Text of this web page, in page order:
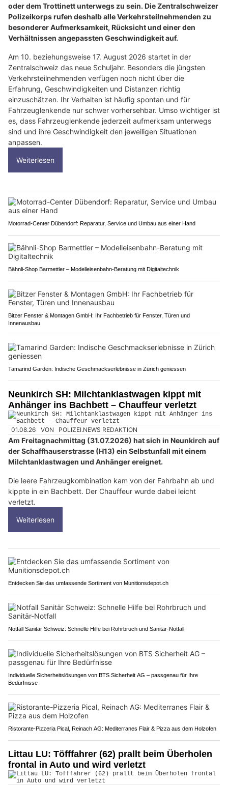
oder dem Trottinett unterwegs zu sein. Die Zentralschweizer
Polizeikorps rufen deshalb alle Verkehrsteilnehmenden zu
besonderer Aufmerksamkeit, Rücksicht und einer den
Verhältnissen angepassten Geschwindigkeit auf.
Am 10. beziehungsweise 17. August 2026 startet in der
Zentralschweiz das neue Schuljahr. Besonders die jüngsten
Verkehrsteilnehmenden verfügen noch nicht über die
Erfahrung, Geschwindigkeiten und Distanzen richtig
einzuschätzen. Ihr Verhalten ist häufig spontan und für
Fahrzeuglenkende nur schwer vorhersehbar. Umso wichtiger ist
es, dass Fahrzeuglenkende jederzeit aufmerksam unterwegs
sind und ihre Geschwindigkeit den jeweiligen Situationen
anpassen.
Weiterlesen
Motorrad-Center Dübendorf: Reparatur, Service und Umbau aus einer Hand
Bähnli-Shop Barmettler – Modelleisenbahn-Beratung mit Digitaltechnik
Bitzer Fenster & Montagen GmbH: Ihr Fachbetrieb für Fenster, Türen und
Innenausbau
Tamarind Garden: Indische Geschmackserlebnisse in Zürich geniessen
Neunkirch SH: Milchtanklastwagen kippt mit
Anhänger ins Bachbett – Chauffeur verletzt
01.08.26 VON POLIZEI.NEWS REDAKTION
Am Freitagnachmittag (31.07.2026) hat sich in Neunkirch auf
der Schaffhauserstrasse (H13) ein Selbstunfall mit einem
Milchtanklastwagen und Anhänger ereignet.
Die leere Fahrzeugkombination kam von der Fahrbahn ab und
kippte in ein Bachbett. Der Chauffeur wurde dabei leicht
verletzt.
Weiterlesen
Entdecken Sie das umfassende Sortiment von Munitionsdepot.ch
Notfall Sanitär Schweiz: Schnelle Hilfe bei Rohrbruch und Sanitär-Notfall
Individuelle Sicherheitslösungen von BTS Sicherheit AG – passgenau für Ihre
Bedürfnisse
Ristorante-Pizzeria Pical, Reinach AG: Mediterranes Flair & Pizza aus dem Holzofen
Littau LU: Töfffahrer (62) prallt beim Überholen
frontal in Auto und wird verletzt